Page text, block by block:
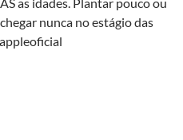
as idades. Plantar pouco ou
nunca no estágio das